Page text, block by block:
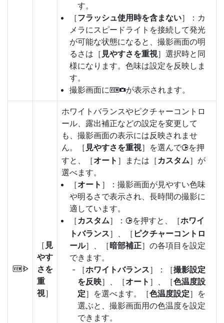
す。
［フラッシュ使用時を含まない］：カ
メラにスピードライトを接続して発光
が可能な状態になると、撮影画面の明
るさは［ 見やすさを重視］選択時と同
様になります。色味は設定を反映しま
す。
撮影画面にVが表示されます。
W
［ 見
やす
さを
重
視］
ホワイトバランスやピクチャーコントロ
ール、露出補正などの設定を変更して
も、撮影画面の表示には反映されませ
ん。［ 見やすさを重視］を選んで2を押
すと、［オート ］または［カスタム］が
選べます。
［オート ］：撮影画面が見やすい色味
や明るさで表示され、長時間の撮影に
適しています。
［カスタム］： 2を押すと、［ホワイ
トバランス］、［ ピクチャーコントロ
ール］、［暗部補正］の各項目を設定
できます。
［ホワイトバランス］：［撮影設定
を反映］、［オート ］、［色温度設
定］を選べます。［色温度設定］を
選ぶと、撮影画面用の色温度を設定
できます。